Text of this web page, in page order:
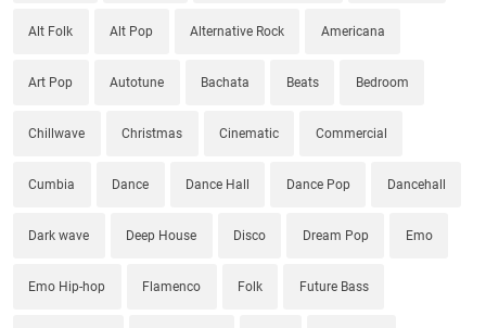
Alt Folk Alt Pop Alternative Rock Americana
Art Pop Autotune Bachata Beats Bedroom
Chillwave Christmas Cinematic Commercial
Cumbia Dance Dance Hall Dance Pop Dancehall
Dark wave Deep House Disco Dream Pop Emo
Emo Hip-hop Flamenco Folk Future Bass